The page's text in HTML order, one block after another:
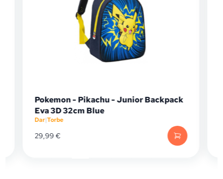
Pokemon - Pikachu - Junior Backpack
Eva 3D 32cm Blue
Dar|Torbe
29,99€